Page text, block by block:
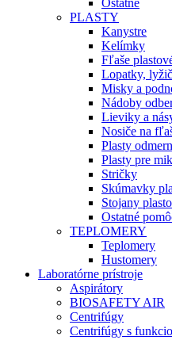
Ostatné
PLASTY
Kanystre
Kelímky
Fľaše
Lopatky,
Misky a
Nádoby
Lieviky a
Nosiče na
Plasty
Plasty pre
Stričky
Skúmavky
Stojany
Ostatné
TEPLOMERY
Teplomery
Hustomery
Laboratórne prístroje
Aspirátory
BIOSAFETY AIR
Centrifúgy
Centrifúgy s